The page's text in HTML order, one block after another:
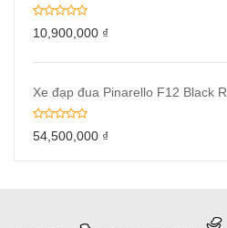
10,900,000 ₫
Xe đạp đua Pinarello F12 Black
54,500,000 ₫